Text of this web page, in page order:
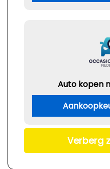
Auto kopen
Verberg